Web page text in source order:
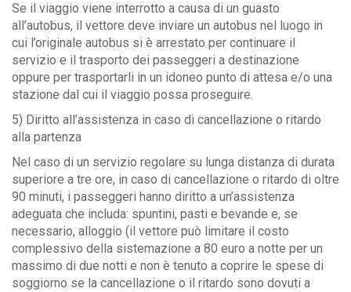
Se il viaggio viene interrotto a causa di un guasto
all’autobus, il vettore deve inviare un autobus nel luogo in
cui l’originale autobus si è arrestato per continuare il
servizio e il trasporto dei passeggeri a destinazione
oppure per trasportarli in un idoneo punto di attesa e/o una
stazione dal cui il viaggio possa proseguire.
5) Diritto all’assistenza in caso di cancellazione o ritardo
alla partenza
Nel caso di un servizio regolare su lunga distanza di durata
superiore a tre ore, in caso di cancellazione o ritardo di oltre
90 minuti, i passeggeri hanno diritto a un’assistenza
adeguata che includa: spuntini, pasti e bevande e, se
necessario, alloggio (il vettore può limitare il costo
complessivo della sistemazione a 80 euro a notte per un
massimo di due notti e non è tenuto a coprire le spese di
soggiorno se la cancellazione o il ritardo sono dovuti a